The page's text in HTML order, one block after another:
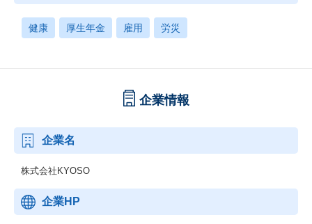
健康 厚生年金 雇用 労災
企業情報
企業名
株式会社KYOSO
企業HP